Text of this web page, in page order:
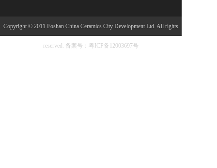
Copyright © 2011 Foshan China Ceramics City Development Ltd. All rights
reserved. 备案号：粤ICP备12003697号